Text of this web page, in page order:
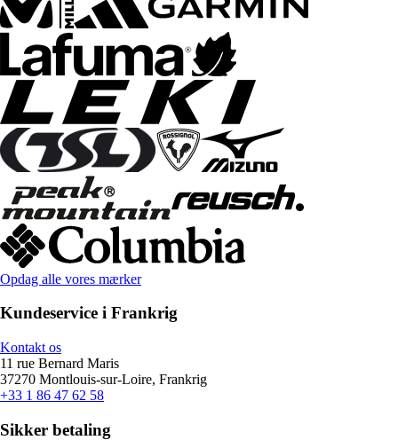
Opdag alle vores mærker
Kundeservice i Frankrig
Kontakt os
11 rue Bernard Maris
37270 Montlouis-sur-Loire, Frankrig
+33 1 86 47 62 58
Sikker betaling